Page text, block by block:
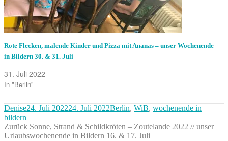
Rote Flecken, malende Kinder und Pizza mit Ananas – unser Wochenende
in Bildern 30. & 31. Juli
31. Juli 2022
In "Berlin"
Autor
DeniseVeröffentlicht
24. Juli 202224. Juli 2022Kategorien
Berlin, WiB, wochenende in
bildern
Beitragsnavigation
Zurück Vorheriger
Beitrag:
Sonne, Strand & Schildkröten – Zoutelande 2022 // unser
Urlaubswochenende in Bildern 16. & 17. Juli